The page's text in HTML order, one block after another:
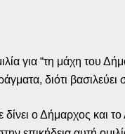
για “τη μάχη του
διότι
ο Δήμαρχος και